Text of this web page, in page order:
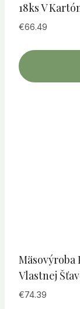
18ks V
€66.49
Mäsovýroba
Vlastnej
€74.39